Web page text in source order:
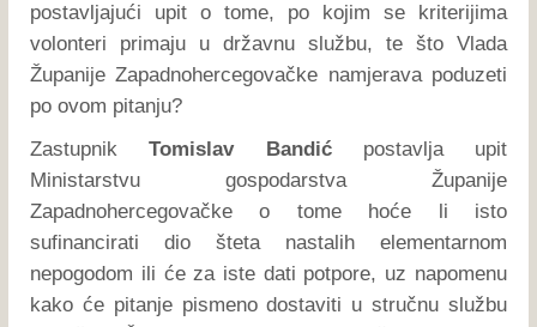
postavljajući upit o tome, po kojim se kriterijima
volonteri primaju u državnu službu, te što Vlada
Županije Zapadnohercegovačke namjerava poduzeti
po ovom pitanju?
ZastupnikTomislav Bandićpostavlja upit
Ministarstvu gospodarstva Županije
Zapadnohercegovačke o tome hoće li isto
sufinancirati dio šteta nastalih elementarnom
nepogodom ili će za iste dati potpore, uz napomenu
kako će pitanje pismeno dostaviti u stručnu službu